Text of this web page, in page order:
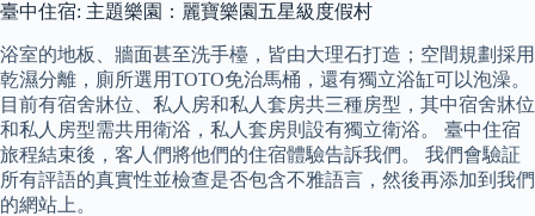
臺中住宿: 主題樂園：麗寶樂園五星級度假村
浴室的地板、牆面甚至洗手檯，皆由大理石打造；空間規劃採用
乾濕分離，廁所選用TOTO免治馬桶，還有獨立浴缸可以泡澡。
目前有宿舍牀位、私人房和私人套房共三種房型，其中宿舍牀位
和私人房型需共用衛浴，私人套房則設有獨立衛浴。 臺中住宿
旅程結束後，客人們將他們的住宿體驗告訴我們。 我們會驗証
所有評語的真實性並檢查是否包含不雅語言，然後再添加到我們
的網站上。